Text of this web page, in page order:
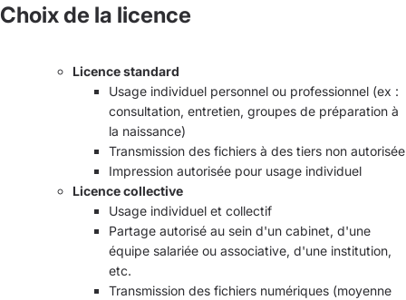
Choix de la licence
Licence standard
Usage individuel personnel ou professionnel (ex :
consultation, entretien, groupes de préparation à
la naissance)
Transmission des fichiers à des tiers non autorisée
Impression autorisée pour usage individuel
Licence collective
Usage individuel et collectif
Partage autorisé au sein d'un cabinet, d'une
équipe salariée ou associative, d'une institution,
etc.
Transmission des fichiers numériques (moyenne